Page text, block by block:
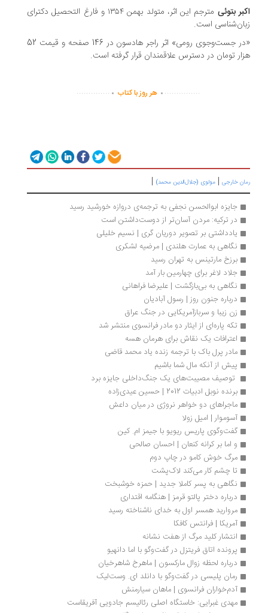
بتوئی
مترجم این اثر، متولد بهمن ۱۳۵۴ و فارغ التحصیل دکترای
است.
«در جست‌وجوی رومی» اثر راجر هادسون در 146 صفحه و قیمت 52
تومان در دسترس علاقمندان قرار گرفته است.
...............
. هر روز با کتاب .
..............
خارجی|مولوی (جلال‌الدین محمد)|
جایزه ابوالحسن نجفی به ترجمه‌ی دروازه‌ خورشید رسید
در ترکیه: مردن آسان‌تر از دوست‌داشتن است
یادداشتی بر تصویر دوریان گری | نسیم خلیلی
نگاهی به عمارت هلندی | مرضیه لشکری
برزخ مارتینس به تهران رسید
جلاد لاغر برای چهارمین بار آمد
نگاهی به بی‌بازگشت | علیرضا فراهانی
درباره جنون روز | رسول آبادیان
زن زیبا و سربازآمریکایی در جنگ عراق
تکه پاره‌ای از ایثار دو مادر فرانسوی منتشر شد
اعترافات یک نقاش برای هرمان هسه
مادر پرل باک با ترجمه زنده یاد محمد قاضی
پیش از آنکه مال شما باشیم
توصیف مصیبت‌های یک جنگ‌داخلی جایزه برد
برنده نوبل ادبیات 2012 | حسین عیدی‌زاده
ماجراهای دو خواهر نروژی در میان داعش
آسوموار | امیل زولا
گفت‌وگوی پاریس ریویو با جیمز‌ ام. کین
و اما بر کرانه کنعان | احسان صالحی
مرگ خوش کامو در چاپ دوم
تا چشم کار می‌کند لاک‌پشت
نگاهی به پسر کاملا جدید | حمزه خوشبخت
درباره دختر پالتو قرمز | هنگامه اقتداری
مروارید همسر اول به خدای ناشناخته رسید
آمریکا | فرانتس کافکا
انتشار کلید مرگ از هفت نشانه
پرونده اتاق فریتزل در گفت‌وگو با اما دانهیو
درباره لحظه زوال مارکسون | ماهرخ شاهرخیان
رمان پلیسی در گفت‌وگو با دانلد ای. وست‌لیک
آدم‌خواران فرانسوی | ماهان سیارمنش
مهدی غبرایی: خاستگاه اصلی رئالیسم جادویی آفریقاست